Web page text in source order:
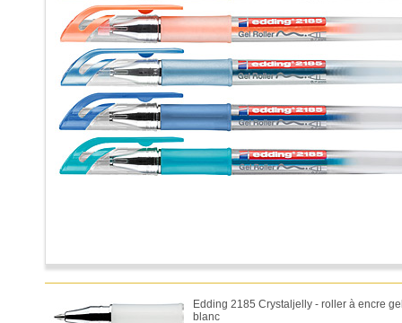
Edding 2185 Crystaljelly - roller à encre
blanc